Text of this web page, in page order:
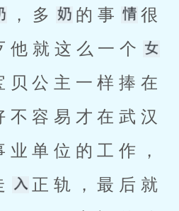
，多 的事
很
他就这么一个
贝公主一样捧在
不容易才在武汉
单位的工作，
正轨，最后就